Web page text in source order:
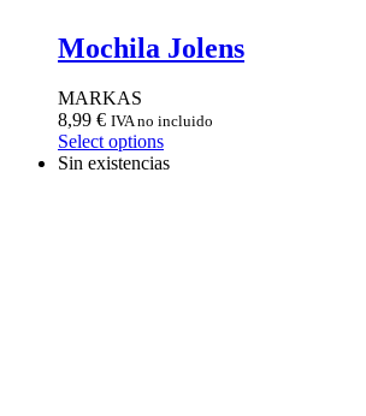
Mochila Jolens
MARKAS
8,99 € IVA no incluido
Select options
Sin existencias